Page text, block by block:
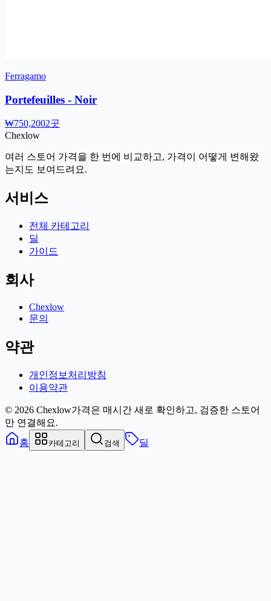
Ferragamo
Portefeuilles - Noir
₩750,2002곳
Chexlow
여러 스토어 가격을 한 번에 비교하고, 가격이 어떻게 변해왔
는지도 보여드려요.
서비스
전체 카테고리
딜
가이드
회사
Chexlow
문의
약관
개인정보처리방침
이용약관
© 2026 Chexlow가격은 매시간 새로 확인하고, 검증한 스토어
만 연결해요.
홈
카테고리 검색 딜